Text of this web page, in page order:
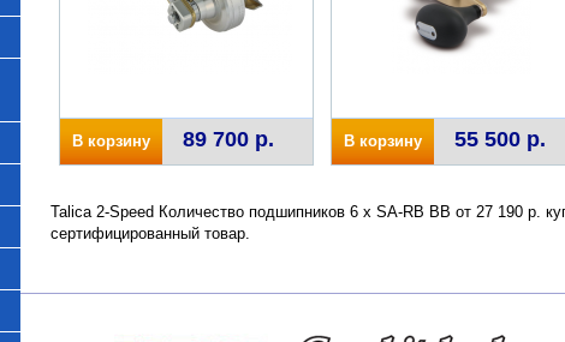
В корзину 89 700 р. В корзину 55 500 р.
Talica 2-Speed Количество подшипников 6 х SA-RB BB от 27 190 р.
сертифицированный товар.